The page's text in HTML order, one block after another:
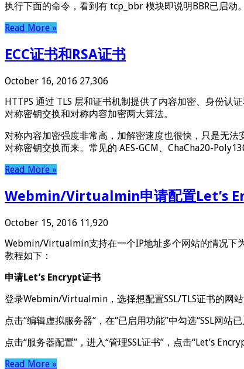
执行下面的命令，看到有 tcp_bbr 模块即说明BBR已启动。
Read More »
ECC证书和RSA证书
October 16, 2016 27,306
HTTPS 通过 TLS 层和证书机制提供了内容加密、身份
对称密钥交换和对称内容加密两大算法。
对称内容加密强度非常高，加解密速度也很快，只是无
对称密钥交换而来。常见的 AES-GCM、ChaCha20-
Read More »
Webmin/Virtualmin申请配置Let’s
October 15, 2016 11,920
Webmin/Virtualmin支持在一个IP地址多个网站的情况下
教程如下：
申请Let’s Encrypt证书
登录Webmin/Virtualmin，选择想配置SSL/TLS证书的网站
点击“编辑虚拟服务器”，在“已启用功能”中勾选“SSL网站
点击“服务器配置”，进入“管理SSL证书”，点击“Let’s
Read More »